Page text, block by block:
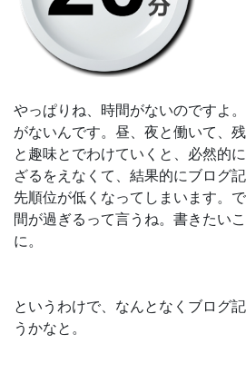
やっぱりね、時間がないのですよ
がないんです。昼、夜と働いて、
と趣味とでわけていくと、必然的
ざるをえなくて、結果的にブログ
先順位が低くなってしまいます。
間が過ぎるって言うね。書きたい
に。
というわけで、なんとなくブログ
うかなと。